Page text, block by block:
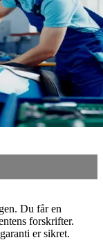
Du får en
forskrifter.
er sikret.